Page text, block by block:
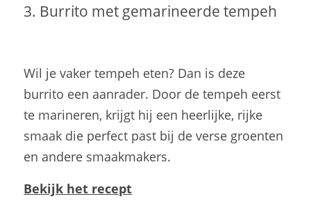
3. Burrito met gemarineerde tempeh
Wil je vaker tempeh eten? Dan is deze
burrito een aanrader. Door de tempeh eerst
te marineren, krijgt hij een heerlijke, rijke
smaak die perfect past bij de verse groenten
en andere smaakmakers.
Bekijk het recept